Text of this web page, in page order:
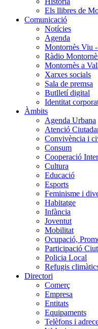
Els llibres de
Comunicació
Notícies
Agenda
Montornès Viu
Ràdio
Montornès a
Xarxes socials
Sala de premsa
Butlletí digital
Identitat
Àmbits
Agenda Urbana
Atenció
Convivència i
Consum
Cooperació
Cultura
Educació
Esports
Feminisme i
Habitatge
Infància
Joventut
Mobilitat
Ocupació,
Participació
Policia Local
Refugis
Directori
Comerç
Empresa
Entitats
Equipaments
Telèfons i